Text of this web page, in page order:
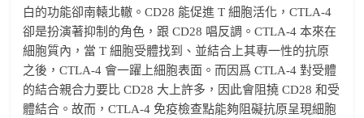
白的功能卻南轅北轍。CD28 能促進 T 細胞活化，CTLA-4
卻是扮演著抑制的角色，跟 CD28 唱反調。CTLA-4 本來在
細胞質內，當 T 細胞受體找到、並結合上其專一性的抗原
之後，CTLA-4 會一躍上細胞表面。而因爲 CTLA-4 對受體
的結合親合力要比 CD28 大上許多，因此會阻撓 CD28 和受
體結合。故而，CTLA-4 免疫檢查點能夠阻礙抗原呈現細胞